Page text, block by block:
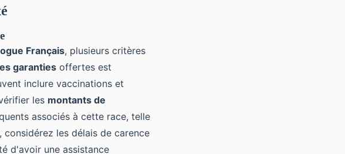
Français, plusieurs critères
garanties offertes est
inclure vaccinations et
les montants de
associés à cette race, telle
les délais de carence
d'avoir une assistance